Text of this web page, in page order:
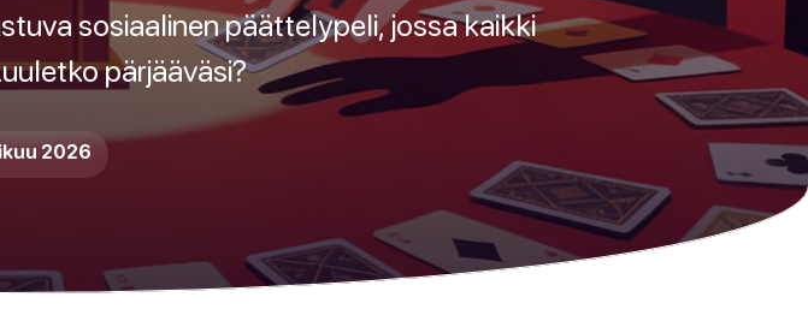
sosiaalinen päättelypeli, jossa kaikki
pärjääväsi?
2026